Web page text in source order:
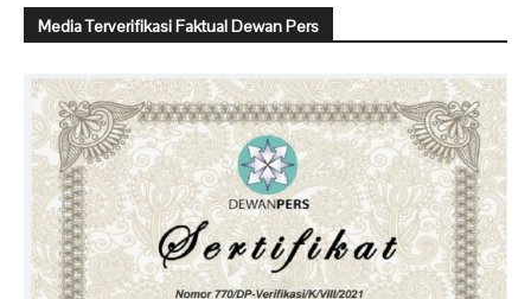
Media Terverifikasi Faktual Dewan Pers